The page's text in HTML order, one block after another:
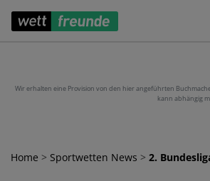
Wir erhalten eine Provision von den hier angeführten
kann abhängig
Home > Sportwetten News > 2.